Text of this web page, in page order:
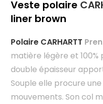
Veste polaire
liner brown
Polaire CARHARTT
matière légère et
double épaisseur
Souple elle procure
mouvements. Son col